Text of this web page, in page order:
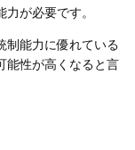
が必要です。
制能力に優れている
能性が高くなると言